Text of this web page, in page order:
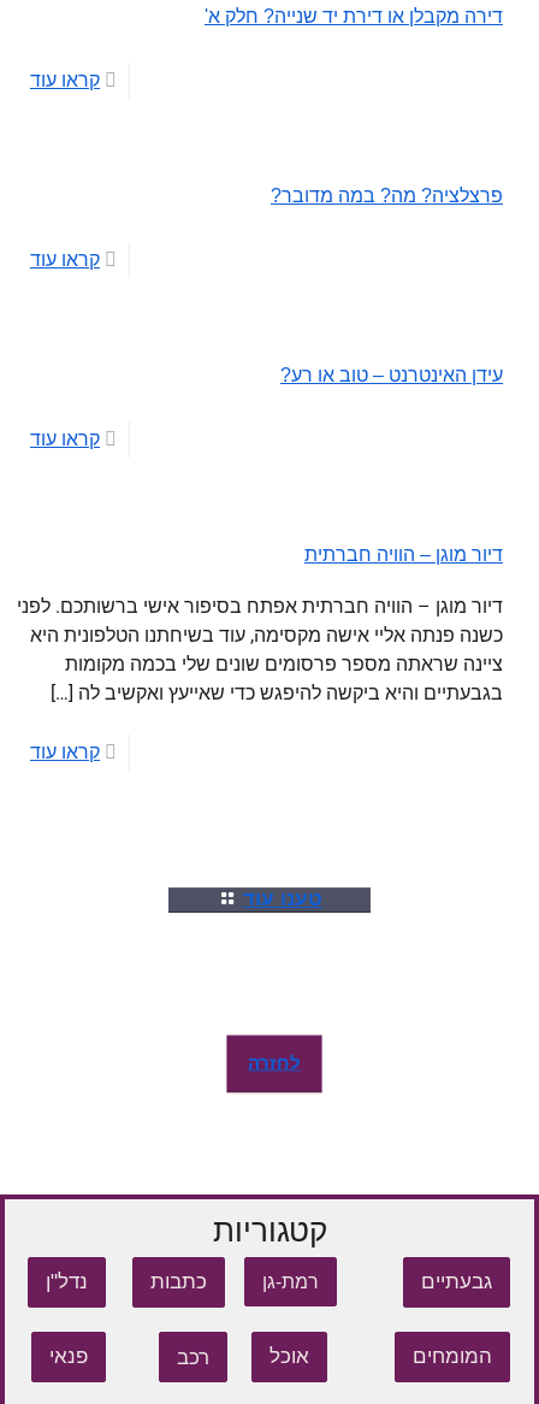
דירה מקבלן או דירת יד שנייה? חלק א'
קראו עוד
פרצלציה? מה? במה מדובר?
קראו עוד
עידן האינטרנט – טוב או רע?
קראו עוד
דיור מוגן – הוויה חברתית
דיור מוגן – הוויה חברתית אפתח בסיפור אישי ברשותכם. לפני
כשנה פנתה אליי אישה מקסימה, עוד בשיחתנו הטלפונית היא
ציינה שראתה מספר פרסומים שונים שלי בכמה מקומות
בגבעתיים והיא ביקשה להיפגש כדי שאייעץ ואקשיב לה […]
קראו עוד
טענו עוד
לחזרה
קטגוריות
גבעתיים רמת-גן כתבות נדל"ן
המומחים אוכל רכב פנאי